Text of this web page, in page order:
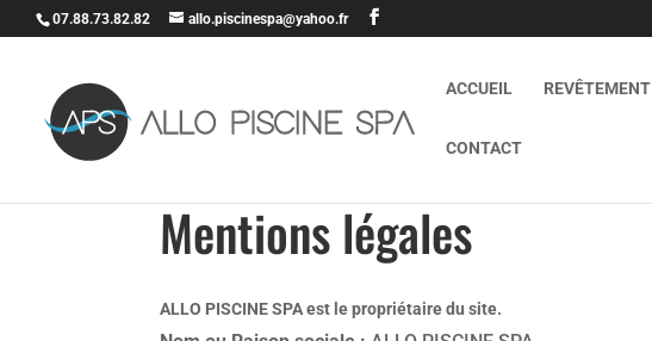
07.88.73.82.82 allo.piscinespa@yahoo.fr
ACCUEIL REVÊTEMENT
CONTACT
Mentions légales
ALLO PISCINE SPA est le propriétaire du site.